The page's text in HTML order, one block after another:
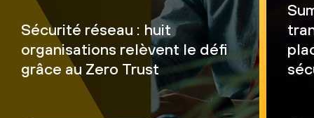
Sécurité réseau : huit
organisations relèvent le défi
grâce au Zero Trust